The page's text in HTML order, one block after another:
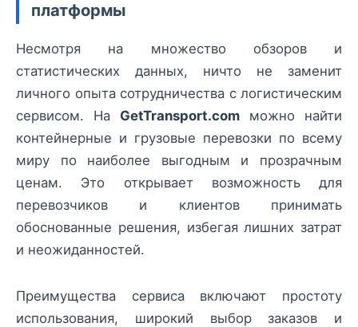
платформы
Несмотря на множество обзоров и
статистических данных, ничто не заменит
личного опыта сотрудничества с логистическим
сервисом. На GetTransport.com можно найти
контейнерные и грузовые перевозки по всему
миру по наиболее выгодным и прозрачным
ценам. Это открывает возможность для
перевозчиков и клиентов принимать
обоснованные решения, избегая лишних затрат
и неожиданностей.
Преимущества сервиса включают простоту
использования, широкий выбор заказов и